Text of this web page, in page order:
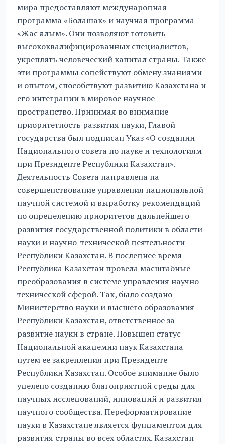
мира предоставляют международная
программа «Болашак» и научная программа
«Жас ғалым». Они позволяют готовить
высококвалифицированных специалистов,
укреплять человеческий капитал страны. Также
эти программы содействуют обмену знаниями
и опытом, способствуют развитию Казахстана и
его интеграции в мировое научное
пространство. Принимая во внимание
приоритетность развития науки, Главой
государства был подписан Указ «О создании
Национального совета по науке и технологиям
при Президенте Республики Казахстан».
Деятельность Совета направлена на
совершенствование управления национальной
научной системой и выработку рекомендаций
по определению приоритетов дальнейшего
развития государственной политики в области
науки и научно-технической деятельности
Республики Казахстан. В последнее время
Республика Казахстан провела масштабные
преобразования в системе управления научно-
технической сферой. Так, было создано
Министерство науки и высшего образования
Республики Казахстан, ответственное за
развитие науки в стране. Повышен статус
Национальной академии наук Казахстана
путем ее закрепления при Президенте
Республики Казахстан. Особое внимание было
уделено созданию благоприятной среды для
научных исследований, инноваций и развития
научного сообщества. Переформатирование
науки в Казахстане является фундаментом для
развития страны во всех областях. Казахстан